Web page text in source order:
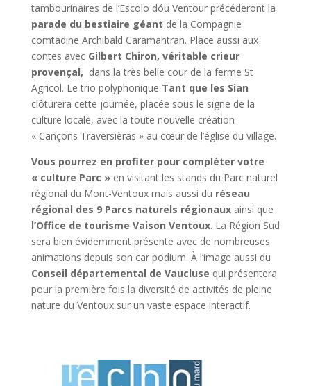
tambourinaires de l’Escolo dóu Ventour précéderont la
parade du bestiaire géant de la Compagnie
comtadine Archibald Caramantran. Place aussi aux
contes avec Gilbert Chiron, véritable crieur
provençal, dans la très belle cour de la ferme St
Agricol. Le trio polyphonique Tant que les Sian
clôturera cette journée, placée sous le signe de la
culture locale, avec la toute nouvelle création
« Cançons Traversièras » au cœur de l’église du village.
Vous pourrez en profiter pour compléter votre
« culture Parc »en visitant les stands du Parc naturel
régional du Mont-Ventoux mais aussi du réseau
régional des 9 Parcs naturels régionauxainsi que
l’Office de tourisme Vaison Ventoux. La Région Sud
sera bien évidemment présente avec de nombreuses
animations depuis son car podium. À l’image aussi du
Conseil départemental de Vaucluse qui présentera
pour la première fois la diversité de activités de pleine
nature du Ventoux sur un vaste espace interactif.